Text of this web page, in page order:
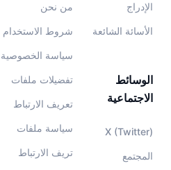
من نحن
شروط الاستخدام
سياسة الخصوصية
تفضيلات ملفات
تعريف الارتباط
سياسة ملفات
تريف الارتباط
الإدراج
الأسائة الشائعة
الوسائط
الاجتماعية
X (Twitter)
المجتمع